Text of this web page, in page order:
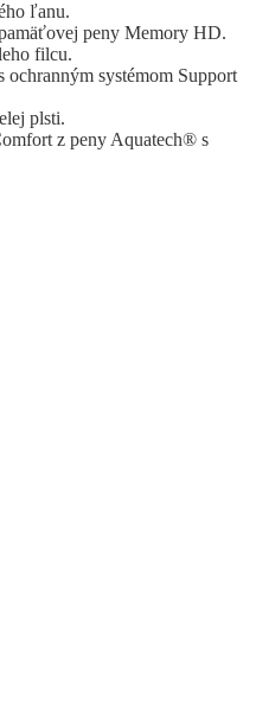
ľanu.
peny Memory HD.
filcu.
ochranným systémom Support
plsti.
z peny Aquatech® s